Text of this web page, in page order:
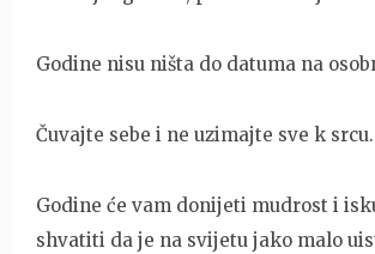
Godine nisu ništa do datuma na
Čuvajte sebe i ne uzimajte sve k srcu.
Godine će vam donijeti mudrost i
shvatiti da je na svijetu jako malo